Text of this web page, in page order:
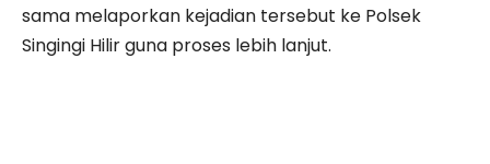
sama melaporkan kejadian tersebut ke Polsek
Singingi Hilir guna proses lebih lanjut.